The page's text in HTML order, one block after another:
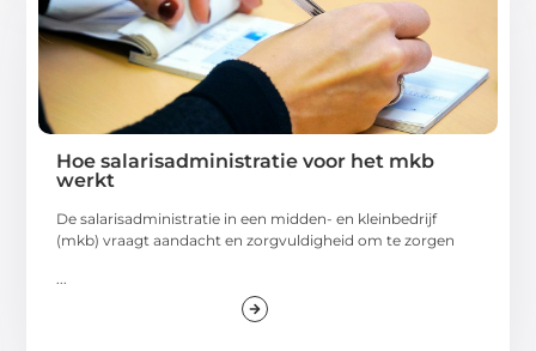
Hoe salarisadministratie voor het mkb
werkt
De salarisadministratie in een midden- en kleinbedrijf
(mkb) vraagt aandacht en zorgvuldigheid om te zorgen